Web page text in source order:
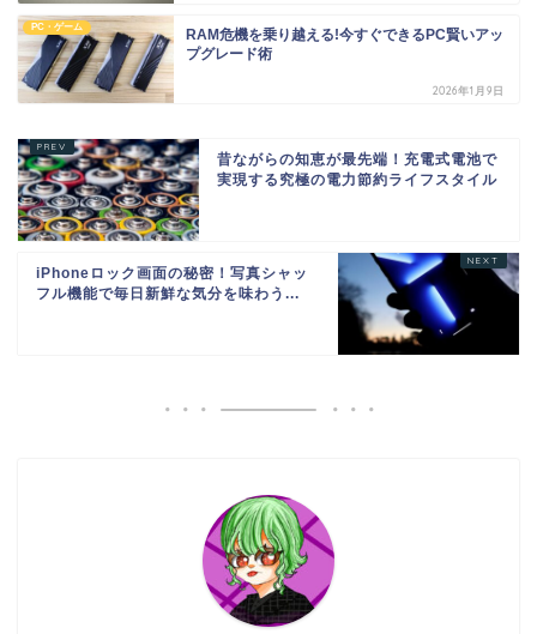
PC・ゲーム
RAM危機を乗り越える!今すぐできるPC賢いアッ
プグレード術
2026年1月9日
昔ながらの知恵が最先端！充電式電池で
実現する究極の電力節約ライフスタイル
iPhoneロック画面の秘密！写真シャッ
フル機能で毎日新鮮な気分を味わう...